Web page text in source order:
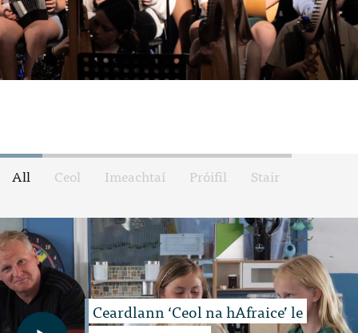
All Ceol Imeachtaí Próifil Stair
Ceardlann ‘Ceol na hAfraice’ le